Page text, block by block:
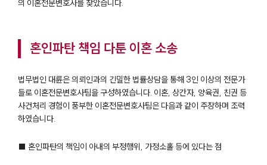
의 이혼전문변호사를 찾았습니다.
혼인파탄 책임 다툰 이혼 소송
법무법인 대륜은 의뢰인과의 긴밀한 법률상담을 통해 3인 이상의 전문가
들로 이혼전문변호사팀을 구성하였습니다. 이혼, 상간자, 양육권, 친권 등
사건처리 경험이 풍부한 이혼전문변호사팀은 다음과 같이 주장하며 조력
하였습니다.
■ 혼인파탄의 책임이 아내의 부정행위, 가정소홀 등에 있다는 점